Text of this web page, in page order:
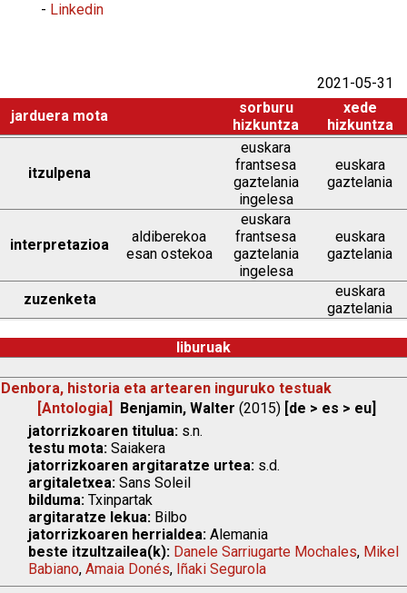
- Linkedin
2021-05-31
jarduera mota
sorburu
hizkuntza
xede
hizkuntza
itzulpena
euskara
frantsesa
gaztelania
ingelesa
euskara
gaztelania
interpretazioa
aldiberekoa
esan ostekoa
euskara
frantsesa
gaztelania
ingelesa
euskara
gaztelania
zuzenketa
euskara
gaztelania
liburuak
Denbora, historia eta artearen inguruko testuak
[Antologia]
Benjamin, Walter (2015) [de > es > eu]
jatorrizkoaren titulua: s.n.
testu mota: Saiakera
jatorrizkoaren argitaratze urtea: s.d.
argitaletxea: Sans Soleil
bilduma: Txinpartak
argitaratze lekua: Bilbo
jatorrizkoaren herrialdea: Alemania
beste itzultzailea(k): Danele Sarriugarte Mochales, Mikel
Babiano, Amaia Donés, Iñaki Segurola